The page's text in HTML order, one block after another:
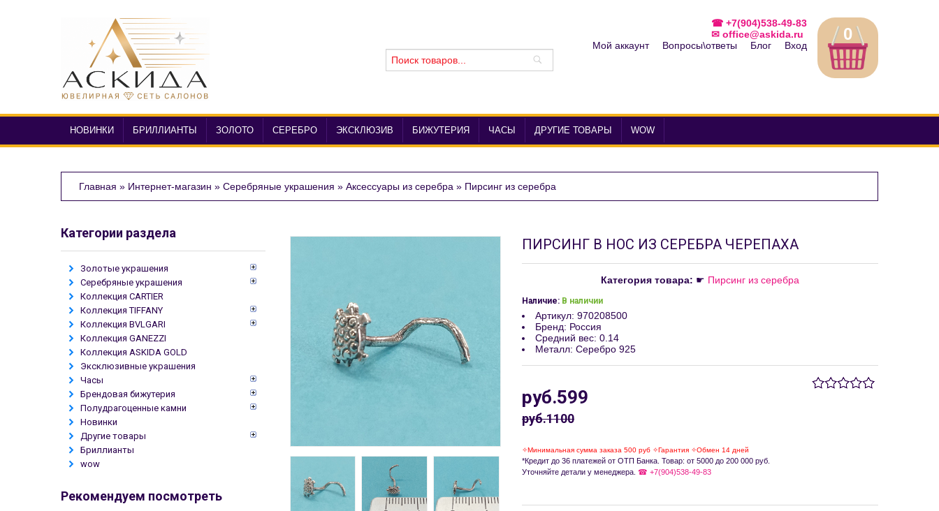
0
☎ +7(904)538-49-83
✉ office@askida.ru
Мой аккаунт
Вопросы\ответы Блог Вход
НОВИНКИ БРИЛЛИАНТЫ ЗОЛОТО СЕРЕБРО ЭКСКЛЮЗИВ БИЖУТЕРИЯ ЧАСЫ ДРУГИЕ ТОВАРЫ WOW
Главная » Интернет-магазин » Серебряные украшения » Аксессуары из серебра » Пирсинг из серебра
ПИРСИНГ В НОС ИЗ СЕРЕБРА ЧЕРЕПАХА
Категория товара: ☛ Пирсинг из серебра
Наличие: В наличии
Артикул: 970208500
Бренд: Россия
Средний вес: 0.14
Металл: Серебро 925
руб.599
руб.1100
✧Минимальная сумма заказа 500 руб ✧Гарантия ✧Обмен 14 дней
*Кредит до 36 платежей от ОТП Банка. Товар: от 5000 до 200 000 руб.
Уточняйте детали у менеджера. ☎ +7(904)538-49-83
Категории раздела
Золотые украшения
Серебряные украшения
Коллекция CARTIER
Коллекция TIFFANY
Коллекция BVLGARI
Коллекция GANEZZI
Коллекция ASKIDA GOLD
Эксклюзивные украшения
Часы
Брендовая бижутерия
Полудрагоценные камни
Новинки
Другие товары
Бриллианты
wow
Рекомендуем посмотреть